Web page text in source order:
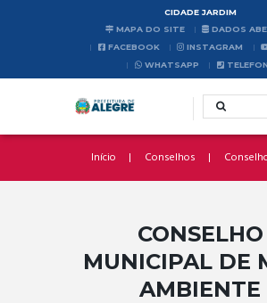
CIDADE JARDIM
MAPA DO SITE
DADOS
FACEBOOK
INSTAGRAM
WHATSAPP
Início Conselhos
CONSELHO
MUNICIPAL DE
AMBIENTE